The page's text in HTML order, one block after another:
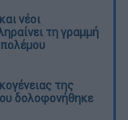
νέοι
τη γραμμή
της
δολοφονήθηκε